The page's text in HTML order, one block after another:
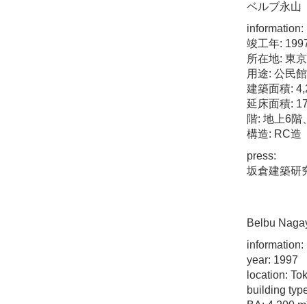
ベルブ永山
information:
竣工年:
所在地: 東
用途: 公民
建築面積:
延床面積:
階: 地上6階
構造: RC造
press:
坂倉建築研
Belbu
information:
year: 1997
location:
building